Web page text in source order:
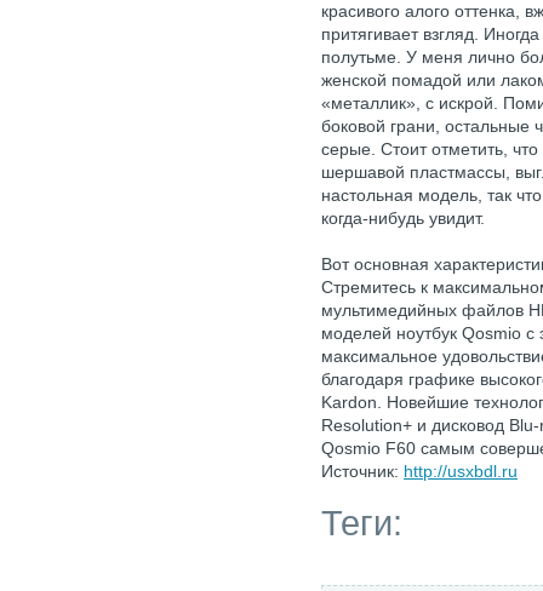
красивого алого оттенка,
притягивает взгляд.
полутьме. У меня лично
женской помадой или
«металлик», с искрой.
боковой грани, остальные
серые. Стоит отметить,
шершавой пластмассы,
настольная модель, так
когда-нибудь увидит.
Вот основная
Стремитесь к
мультимедийных файлов
моделей ноутбук Qosmio
максимальное
благодаря графике
Kardon. Новейшие
Resolution+ и дисковод
Qosmio F60 самым
Источник: http://usxbdl.ru
Теги: